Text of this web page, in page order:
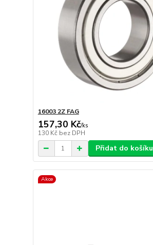
16003 2Z FAG
157,30 Kč/ks
130 Kč bez DPH
Přidat do košíku
Akce